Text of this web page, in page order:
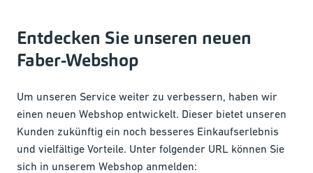
Entdecken Sie unseren neuen
Faber-Webshop
Um unseren Service weiter zu verbessern, haben wir
einen neuen Webshop entwickelt. Dieser bietet unseren
Kunden zukünftig ein noch besseres Einkaufserlebnis
und vielfältige Vorteile. Unter folgender URL können Sie
sich in unserem Webshop anmelden: